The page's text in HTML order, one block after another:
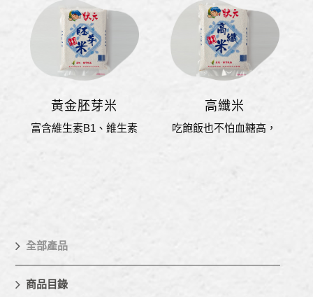
黃金胚芽米
富含維生素B1、維生素
高纖米
吃飽飯也不怕血糖高，
全部產品
商品目錄